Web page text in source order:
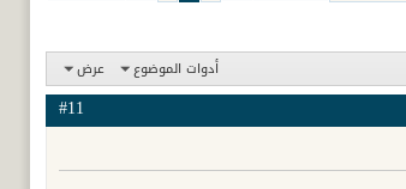
أدوات الموضوع عرض
#11